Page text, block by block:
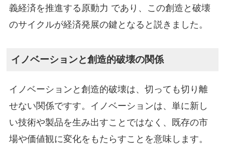
義経済を推進する原動力 であり、この創造と破壊
のサイクルが経済発展の鍵となると説きました。
イノベーションと創造的破壊の関係
イノベーションと創造的破壊は、切っても切り離
せない関係ですす。イノベーションは、単に新し
い技術や製品を生み出すことではなく、既存の市
場や価値観に変化をもたらすことを意味します。